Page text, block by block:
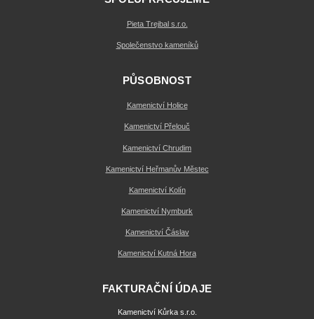
Pieta Trejbal s.r.o.
Společenstvo kameníků
PŮSOBNOST
Kamenictví Holice
Kamenictví Přelouč
Kamenictví Chrudim
Kamenictví Heřmanův Městec
Kamenictví Kolín
Kamenictví Nymburk
Kamenictví Čáslav
Kamenictví Kutná Hora
FAKTURAČNÍ ÚDAJE
Kamenictví Kůrka s.r.o.